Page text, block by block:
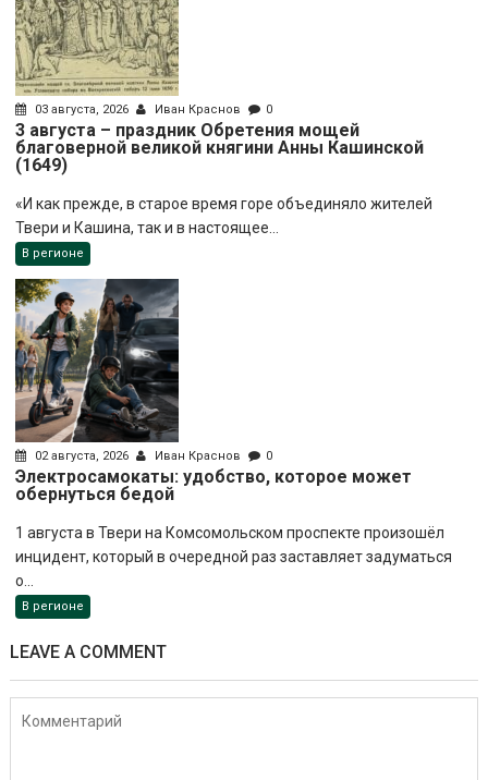
03 августа, 2026 Иван Краснов 0
3 августа – праздник Обретения мощей
благоверной великой княгини Анны Кашинской
(1649)
«И как прежде, в старое время горе объединяло жителей
Твери и Кашина, так и в настоящее...
В регионе
02 августа, 2026 Иван Краснов 0
Электросамокаты: удобство, которое может
обернуться бедой
1 августа в Твери на Комсомольском проспекте произошёл
инцидент, который в очередной раз заставляет задуматься
о...
В регионе
LEAVE A COMMENT